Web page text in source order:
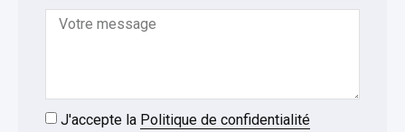
J'accepte la Politique de confidentialité